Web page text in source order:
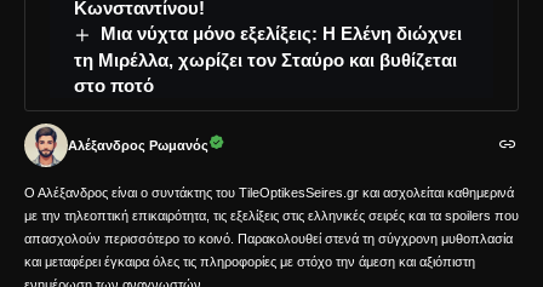
Κωνσταντίνου!
Μια νύχτα μόνο εξελίξεις: Η Ελένη διώχνει
τη Μιρέλλα, χωρίζει τον Σταύρο και βυθίζεται
στο ποτό
Αλέξανδρος Ρωμανός
Ο Αλέξανδρος είναι ο συντάκτης του TileOptikesSeires.gr και ασχολείται καθημερινά
με την τηλεοπτική επικαιρότητα, τις εξελίξεις στις ελληνικές σειρές και τα spoilers που
απασχολούν περισσότερο το κοινό. Παρακολουθεί στενά τη σύγχρονη μυθοπλασία
και μεταφέρει έγκαιρα όλες τις πληροφορίες με στόχο την άμεση και αξιόπιστη